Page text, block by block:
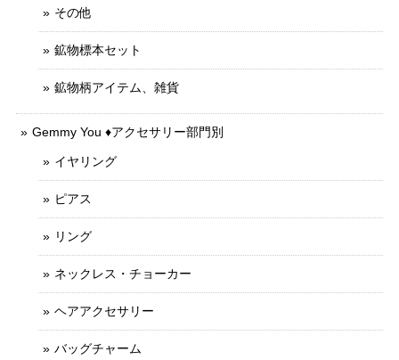
その他
鉱物標本セット
鉱物柄アイテム、雑貨
Gemmy You ♦︎アクセサリー部門別
イヤリング
ピアス
リング
ネックレス・チョーカー
ヘアアクセサリー
バッグチャーム